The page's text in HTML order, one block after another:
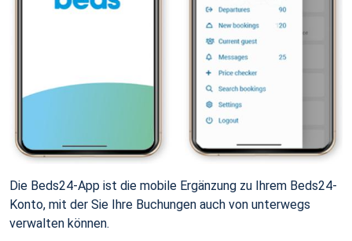
Die Beds24-App ist die mobile Ergänzung zu Ihrem Beds24-
Konto, mit der Sie Ihre Buchungen auch von unterwegs
verwalten können.